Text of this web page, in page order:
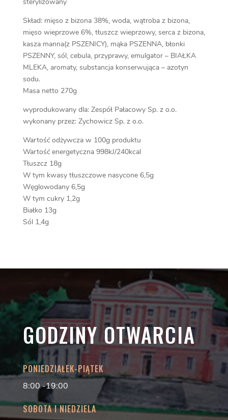
sterylizowany
Skład: mięso z bizona 38%, woda, wątroba z bizona,
mięso wieprzowe 6%, tłuszcz wieprzowy, serca z bizona,
kasza manna(z PSZENICY), mąka PSZENNA, błonki
PSZENNY, sól, cebula, przyprawy, emulgator – BIAŁKA
MLEKA, aromaty, substancja konserwująca – azotyn
sodu.
Masa netto 270g
wyprodukowany dla: Zespół Pałacowy Sp. z o.o.
wykonany przez: Zychowicz Sp. z o.o.
Wartość odżywcza w 100g produktu
Wartość energetyczna 998kJ/240kcal
Tłuszcz 18g
W tym kwasy tłuszczowe nasycone 6,5g
Węglowodany 6,5g
W tym cukry 1,2g
Białko 13g
Sól 1,4g
GODZINY OTWARCIA
PONIEDZIAŁEK-PIĄTEK
8:00 -19:00
SOBOTA I NIEDZIELA